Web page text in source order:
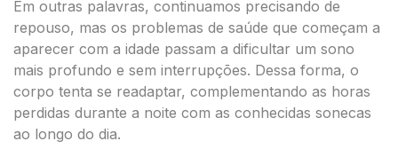
Em outras palavras, continuamos precisando de
repouso, mas os problemas de saúde que começam a
aparecer com a idade passam a dificultar um sono
mais profundo e sem interrupções. Dessa forma, o
corpo tenta se readaptar, complementando as horas
perdidas durante a noite com as conhecidas sonecas
ao longo do dia.